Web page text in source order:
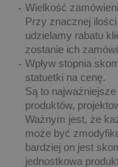
Wielkość
Przy znacznej
udzielamy rabatu
zostanie ich
Wpływ stopnia
statuetki na cenę.
Są to
produktów,
Ważnym jest, że
może być
bardziej on jest
jednostkowa